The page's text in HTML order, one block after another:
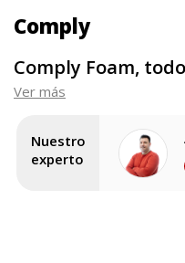
Comply
Comply Foam,
almohadillas de
Las almohadillas para
tienen una gran
nuestro dispositivo. En
de los mismos de manera
Ver más
Nuestro
experto